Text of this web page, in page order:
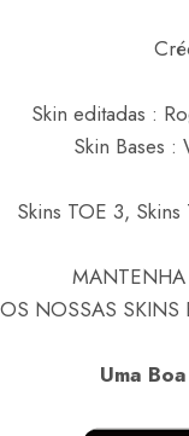
Skin editadas :
Skin Bases :
Skins TOE 3,
NOSSAS
Uma